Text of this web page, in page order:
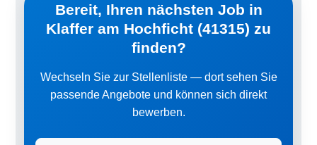
Bereit, Ihren nächsten Job in
Klaffer am Hochficht (41315) zu
finden?
Wechseln Sie zur Stellenliste — dort sehen Sie
passende Angebote und können sich direkt
bewerben.